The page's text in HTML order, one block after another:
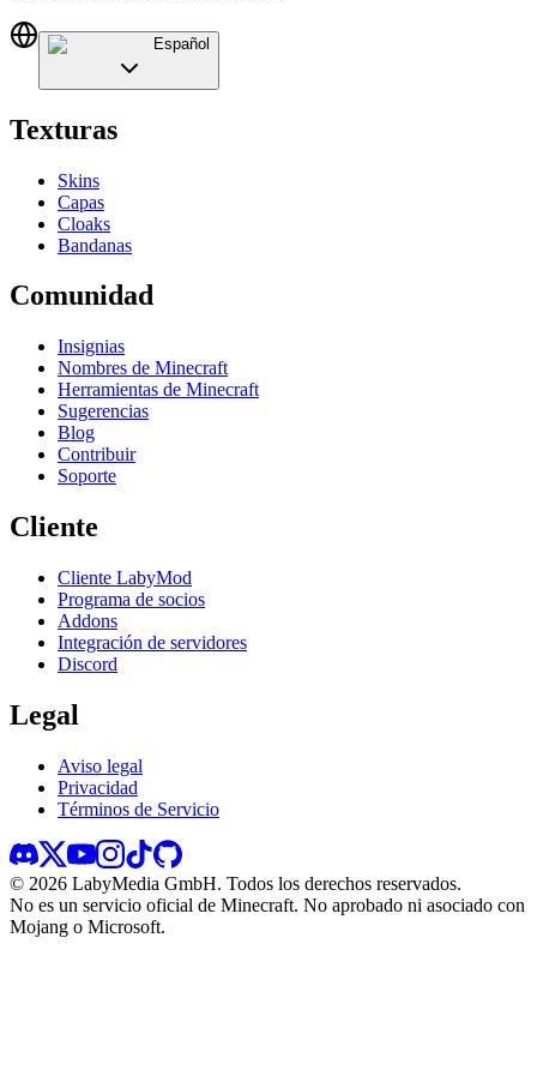
Español
Texturas
Skins
Capas
Cloaks
Bandanas
Comunidad
Insignias
Nombres de Minecraft
Herramientas de Minecraft
Sugerencias
Blog
Contribuir
Soporte
Cliente
Cliente LabyMod
Programa de socios
Addons
Integración de servidores
Discord
Legal
Aviso legal
Privacidad
Términos de Servicio
© 2026 LabyMedia GmbH. Todos los derechos reservados.
No es un servicio oficial de Minecraft. No aprobado ni asociado con
Mojang o Microsoft.